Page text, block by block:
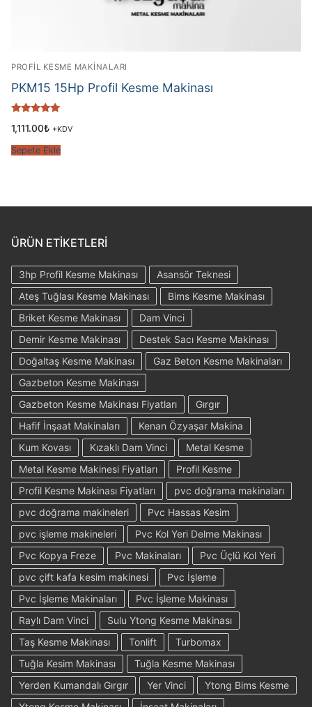
PROFİL KESME MAKİNALARI
PKM15 15Hp Profil Kesme Makinası
5.00
1,111.00₺ +KDV
Sepete Ekle
ÜRÜN ETIKETLERI
3hp Profil Kesme Makinası
Asansör Teknesi
Ateş Tuğlası Kesme Makinası
Bims Kesme Makinası
Briket Kesme Makinası
Dam Vinci
Demir Kesme Makinası
Destek Sacı Kesme Makinası
Doğaltaş Kesme Makinası
Gaz Beton Kesme Makinaları
Gazbeton Kesme Makinası
Gazbeton Kesme Makinası Fiyatları
Gırgır
Hafif İnşaat Makinaları
Kenan Özyaşar Makina
Kum Kovası
Kızaklı Dam Vinci
Metal Kesme
Metal Kesme Makinesi Fiyatları
Profil Kesme
Profil Kesme Makinası Fiyatları
pvc doğrama makinaları
pvc doğrama makineleri
Pvc Hassas Kesim
pvc işleme makineleri
Pvc Kol Yeri Delme Makinası
Pvc Kopya Freze
Pvc Makinaları
Pvc Üçlü Kol Yeri
pvc çift kafa kesim makinesi
Pvc İşleme
Pvc İşleme Makinaları
Pvc İşleme Makinası
Raylı Dam Vinci
Sulu Ytong Kesme Makinası
Taş Kesme Makinası
Tonlift
Turbomax
Tuğla Kesim Makinası
Tuğla Kesme Makinası
Yerden Kumandalı Gırgır
Yer Vinci
Ytong Bims Kesme